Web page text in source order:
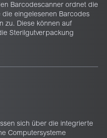
Barcodescanner ordnet die
die eingelesenen Barcodes
zu. Diese können auf
Sterilgutverpackung
sich über die integrierte
Computersysteme